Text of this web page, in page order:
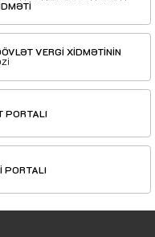
VERGİ XİDMƏTİNİN
PORTALI
PORTALI